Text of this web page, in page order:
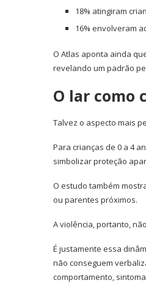
18% atingiram
16% envolveram
O Atlas aponta ainda
revelando um padrão
O lar como
Talvez o aspecto mais
Para crianças de 0 a 4
simbolizar proteção
O estudo também
ou parentes próximos.
A violência, portanto,
É justamente essa
não conseguem
comportamento,